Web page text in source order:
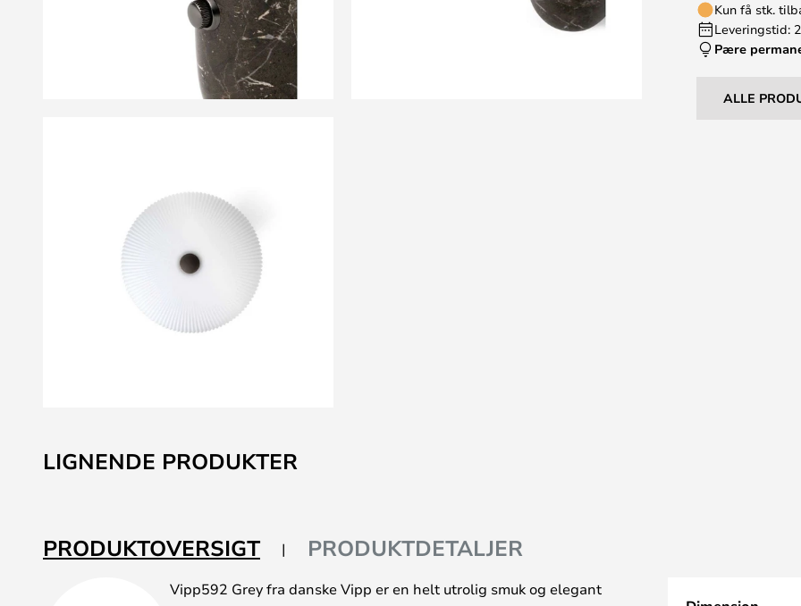
til
starten
Kun få stk.
Leveringstid:
Pære
ALLE
LIGNENDE PRODUKTER
PRODUKTOVERSIGT PRODUKTDETALJER
Vipp592 Grey fra danske Vipp er en helt utrolig smuk og elegant